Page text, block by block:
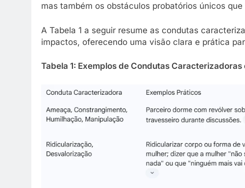
mas também os obstáculos probatórios únicos
A Tabela 1 a seguir resume as condutas
impactos, oferecendo uma visão clara e prática
Tabela 1: Exemplos de Condutas